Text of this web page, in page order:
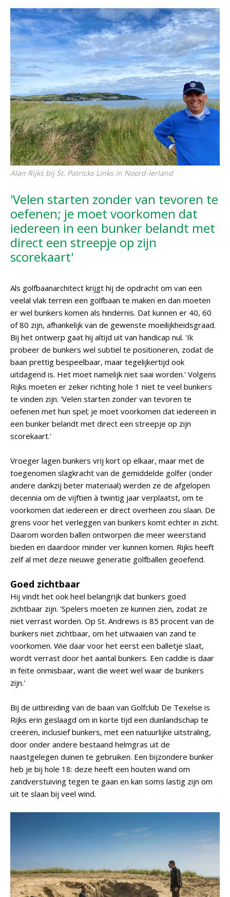
Alan Rijks bij St. Patricks Links in Noord-Ierland
'Velen starten zonder van tevoren te
oefenen; je moet voorkomen dat
iedereen in een bunker belandt met
direct een streepje op zijn
scorekaart'
Als golfbaanarchitect krijgt hij de opdracht om van een
veelal vlak terrein een golfbaan te maken en dan moeten
er wel bunkers komen als hindernis. Dat kunnen er 40, 60
of 80 zijn, afhankelijk van de gewenste moeilijkheidsgraad.
Bij het ontwerp gaat hij altijd uit van handicap nul. 'Ik
probeer de bunkers wel subtiel te positioneren, zodat de
baan prettig bespeelbaar, maar tegelijkertijd ook
uitdagend is. Het moet namelijk niet saai worden.' Volgens
Rijks moeten er zeker richting hole 1 niet te veel bunkers
te vinden zijn. 'Velen starten zonder van tevoren te
oefenen met hun spel; je moet voorkomen dat iedereen in
een bunker belandt met direct een streepje op zijn
scorekaart.'
Vroeger lagen bunkers vrij kort op elkaar, maar met de
toegenomen slagkracht van de gemiddelde golfer (onder
andere dankzij beter materiaal) werden ze de afgelopen
decennia om de vijftien à twintig jaar verplaatst, om te
voorkomen dat iedereen er direct overheen zou slaan. De
grens voor het verleggen van bunkers komt echter in zicht.
Daarom worden ballen ontworpen die meer weerstand
bieden en daardoor minder ver kunnen komen. Rijks heeft
zelf al met deze nieuwe generatie golfballen geoefend.
Goed zichtbaar
Hij vindt het ook heel belangrijk dat bunkers goed
zichtbaar zijn. 'Spelers moeten ze kunnen zien, zodat ze
niet verrast worden. Op St. Andrews is 85 procent van de
bunkers niet zichtbaar, om het uitwaaien van zand te
voorkomen. Wie daar voor het eerst een balletje slaat,
wordt verrast door het aantal bunkers. Een caddie is daar
in feite onmisbaar, want die weet wel waar de bunkers
zijn.'
Bij de uitbreiding van de baan van Golfclub De Texelse is
Rijks erin geslaagd om in korte tijd een duinlandschap te
creëren, inclusief bunkers, met een natuurlijke uitstraling,
door onder andere bestaand helmgras uit de
naastgelegen duinen te gebruiken. Een bijzondere bunker
heb je bij hole 18: deze heeft een houten wand om
zandverstuiving tegen te gaan en kan soms lastig zijn om
uit te slaan bij veel wind.